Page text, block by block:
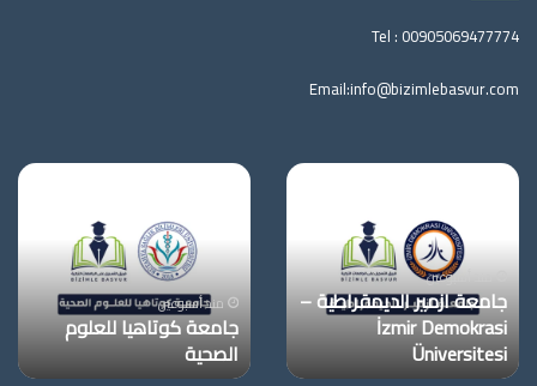
Tel : 00905069477774
Email:info@bizimlebasvur.com
جامعة
الديمقراطية
Demokrasi
Üniversitesi
منذ أسبوعين
جامعة ازمير الديمقراطية –
İzmir Demokrasi
Üniversitesi
جامعة
منذ أسبوعين
جامعة كوتاهيا للعلوم
الصحية